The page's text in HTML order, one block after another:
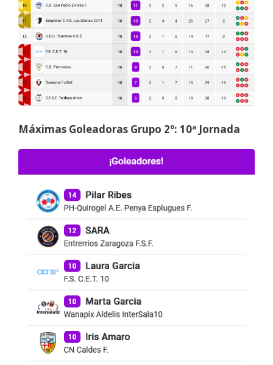
Máximas Goleadoras Grupo 2º: 10ª Jornada